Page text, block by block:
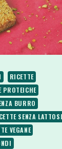
RICETTE
PROTEICHE
BURRO
SENZA
VEGANE